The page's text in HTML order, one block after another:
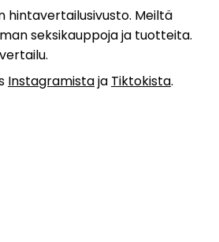
hintavertailusivusto. Meiltä
seksikauppoja ja tuotteita.
Instagramistaja Tiktokista.